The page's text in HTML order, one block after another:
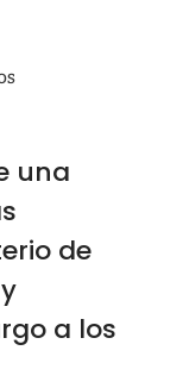
una
de
a los